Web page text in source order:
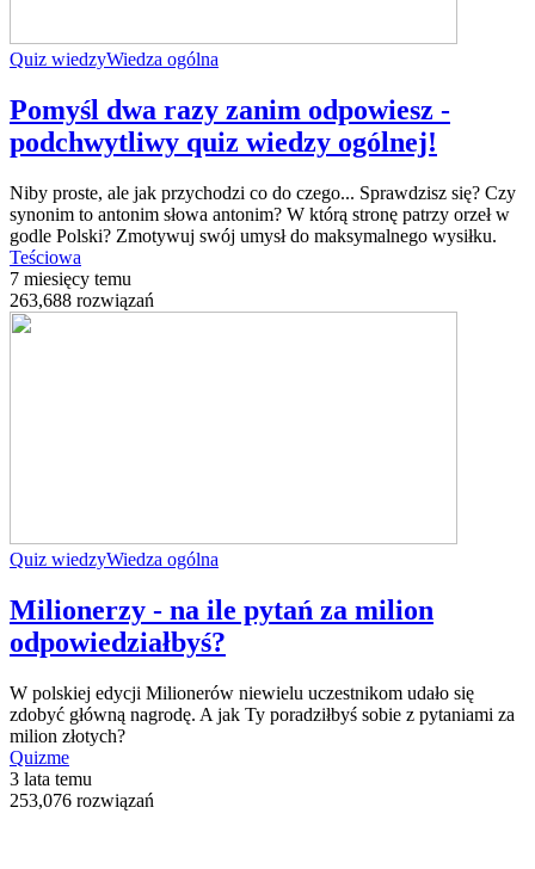
Quiz wiedzyWiedza ogólna
Pomyśl dwa razy zanim odpowiesz -
podchwytliwy quiz wiedzy ogólnej!
Niby proste, ale jak przychodzi co do czego... Sprawdzisz się? Czy
synonim to antonim słowa antonim? W którą stronę patrzy orzeł w
godle Polski? Zmotywuj swój umysł do maksymalnego wysiłku.
Teściowa
7 miesięcy temu
263,688 rozwiązań
Quiz wiedzyWiedza ogólna
Milionerzy - na ile pytań za milion
odpowiedziałbyś?
W polskiej edycji Milionerów niewielu uczestnikom udało się
zdobyć główną nagrodę. A jak Ty poradziłbyś sobie z pytaniami za
milion złotych?
Quizme
3 lata temu
253,076 rozwiązań